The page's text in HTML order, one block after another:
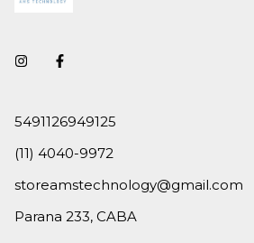
5491126949125
(11) 4040-9972
storeamstechnology@gmail.com
Parana 233, CABA